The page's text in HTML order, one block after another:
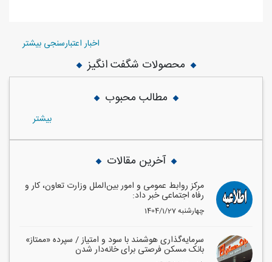
اخبار اعتبارسنجی بیشتر
محصولات شگفت انگیز
مطالب محبوب
بيشتر
آخرین مقالات
مرکز روابط عمومی و امور بین‌الملل وزارت تعاون، کار و
رفاه اجتماعی خبر داد:
1404/1/27 چهارشنبه
سرمایه‌گذاری هوشمند با سود و امتیاز / سپرده «ممتاز»
بانک مسکن فرصتی برای خانه‌دار شدن